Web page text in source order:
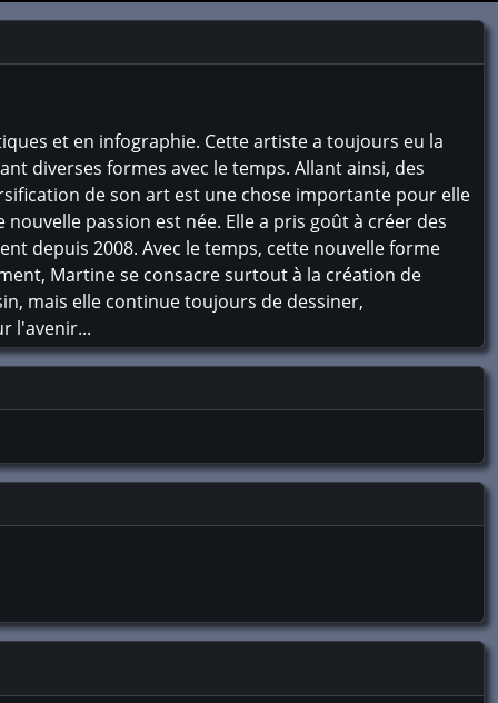
et en infographie. Cette artiste a toujours eu la
diverses formes avec le temps. Allant ainsi, des
de son art est une chose importante pour elle
passion est née. Elle a pris goût à créer des
depuis 2008. Avec le temps, cette nouvelle forme
Martine se consacre surtout à la création de
mais elle continue toujours de dessiner,
l'avenir...